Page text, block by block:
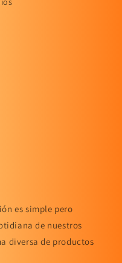
es simple pero
de nuestros
diversa de productos